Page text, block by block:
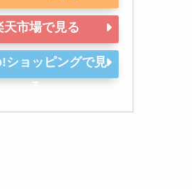
天市場で見る
ショッピングで見
る